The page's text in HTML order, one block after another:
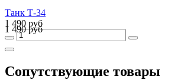
Танк Т-34
1 490 руб
1 490 руб
Сопутствующие товары